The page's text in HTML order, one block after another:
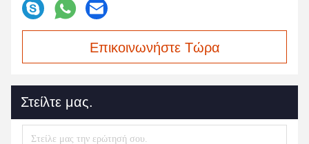
Επικοινωνήστε Τώρα
Στείλτε μας.